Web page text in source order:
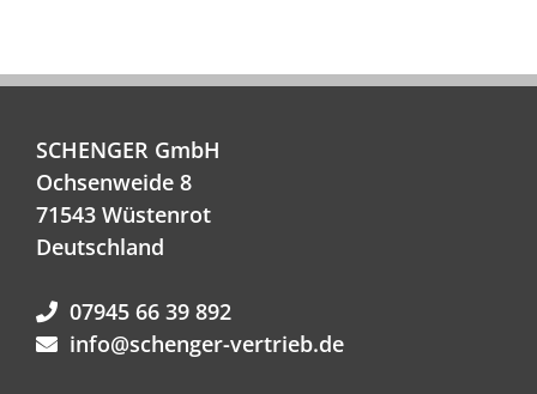
SCHENGER GmbH
Ochsenweide 8
71543 Wüstenrot
Deutschland
07945 66 39 892
info@schenger-vertrieb.de